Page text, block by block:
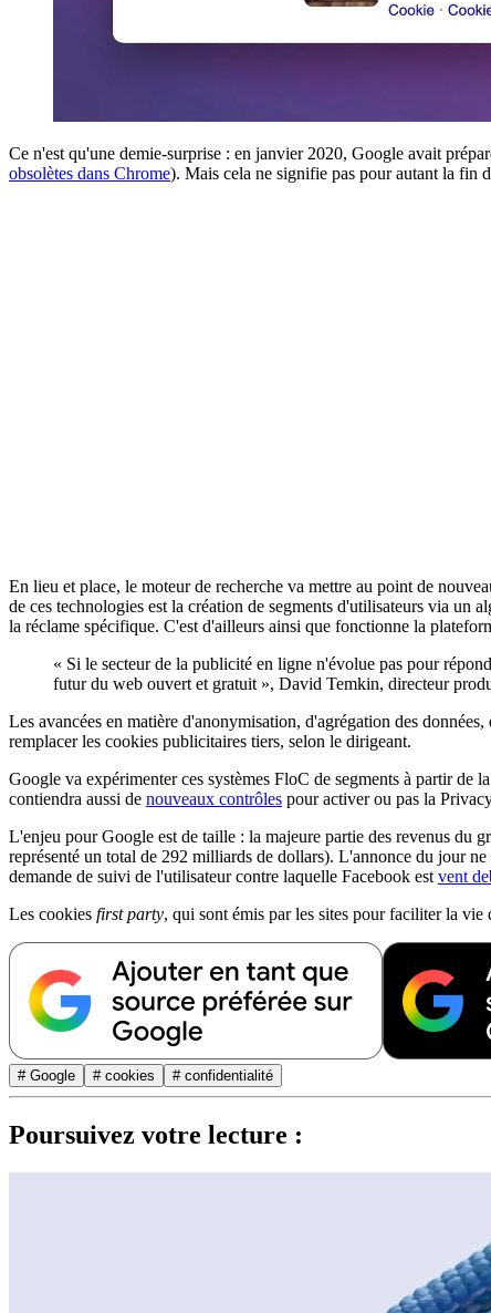
Ce n'est qu'une demie-surprise : en janvier 2020, Google avait
obsolètes dans Chrome). Mais cela ne signifie pas pour autant la fin
En lieu et place, le moteur de recherche va mettre au point de
de ces technologies est la création de segments d'utilisateurs via un
la réclame spécifique. C'est d'ailleurs ainsi que fonctionne la
« Si le secteur de la publicité en ligne n'évolue pas pour
futur du web ouvert et gratuit », David Temkin, directeur
Les avancées en matière d'anonymisation, d'agrégation des
remplacer les cookies publicitaires tiers, selon le dirigeant.
Google va expérimenter ces systèmes FloC de segments à partir de
contiendra aussi de nouveaux contrôles pour activer ou pas la
L'enjeu pour Google est de taille : la majeure partie des revenus du
représenté un total de 292 milliards de dollars). L'annonce du jour
demande de suivi de l'utilisateur contre laquelle Facebook est vent
Les cookies first party, qui sont émis par les sites pour faciliter la
# Google # cookies # confidentialité
Poursuivez votre lecture :